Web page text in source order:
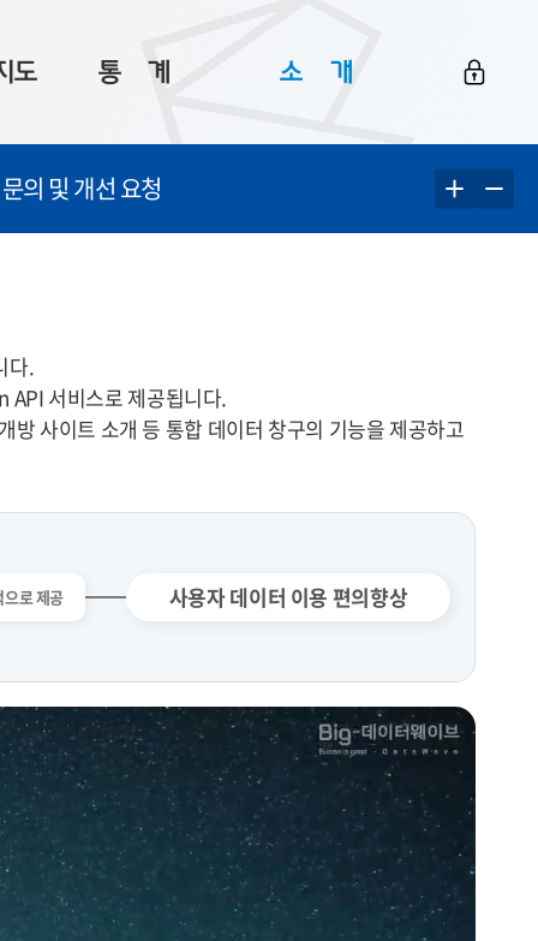
도 통ㅤ계
통계로 보는 부산
소ㅤ개
의 및 개선 요청
다.
API 서비스로 제공됩니다.
사이트 소개 등 통합 데이터 창구의 기능을 제공하고
사용자 데이터 이용 편의향상